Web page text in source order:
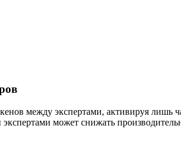
между экспертами, активируя лишь
может снижать